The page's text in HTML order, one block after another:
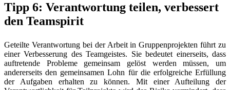
Tipp 6: Verantwortung teilen, verbessert
den Teamspirit
Geteilte Verantwortung bei der Arbeit in Gruppenprojekten führt zu
einer Verbesserung des Teamgeistes. Sie bedeutet einerseits, dass
auftretende Probleme gemeinsam gelöst werden müssen, um
andererseits den gemeinsamen Lohn für die erfolgreiche Erfüllung
der Aufgaben erhalten zu können. Mit einer Aufteilung der